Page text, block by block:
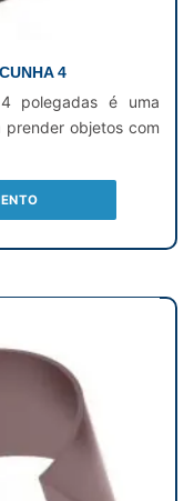
4
polegadas é uma
objetos com